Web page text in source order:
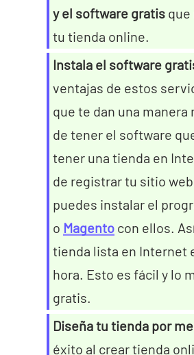
y el software gratis que
tu tienda online.
Instala el software
ventajas de estos
que te dan una manera
de tener el software
tener una tienda en
de registrar tu sitio
puedes instalar el
o Magento con ellos.
tienda lista en Internet
hora. Esto es fácil y lo
gratis.
Diseña tu tienda por
éxito al crear tienda